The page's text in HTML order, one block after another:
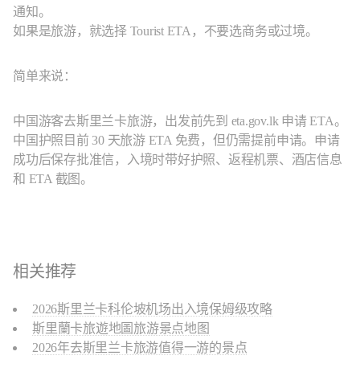
通知。
如果是旅游，就选择 Tourist ETA，不要选商务或过境。
简单来说：
中国游客去斯里兰卡旅游，出发前先到 eta.gov.lk 申请 ETA。
中国护照目前 30 天旅游 ETA 免费，但仍需提前申请。申请
成功后保存批准信，入境时带好护照、返程机票、酒店信息
和 ETA 截图。
相关推荐
2026斯里兰卡科伦坡机场出入境保姆级攻略
斯里蘭卡旅遊地圖旅游景点地图
2026年去斯里兰卡旅游值得一游的景点